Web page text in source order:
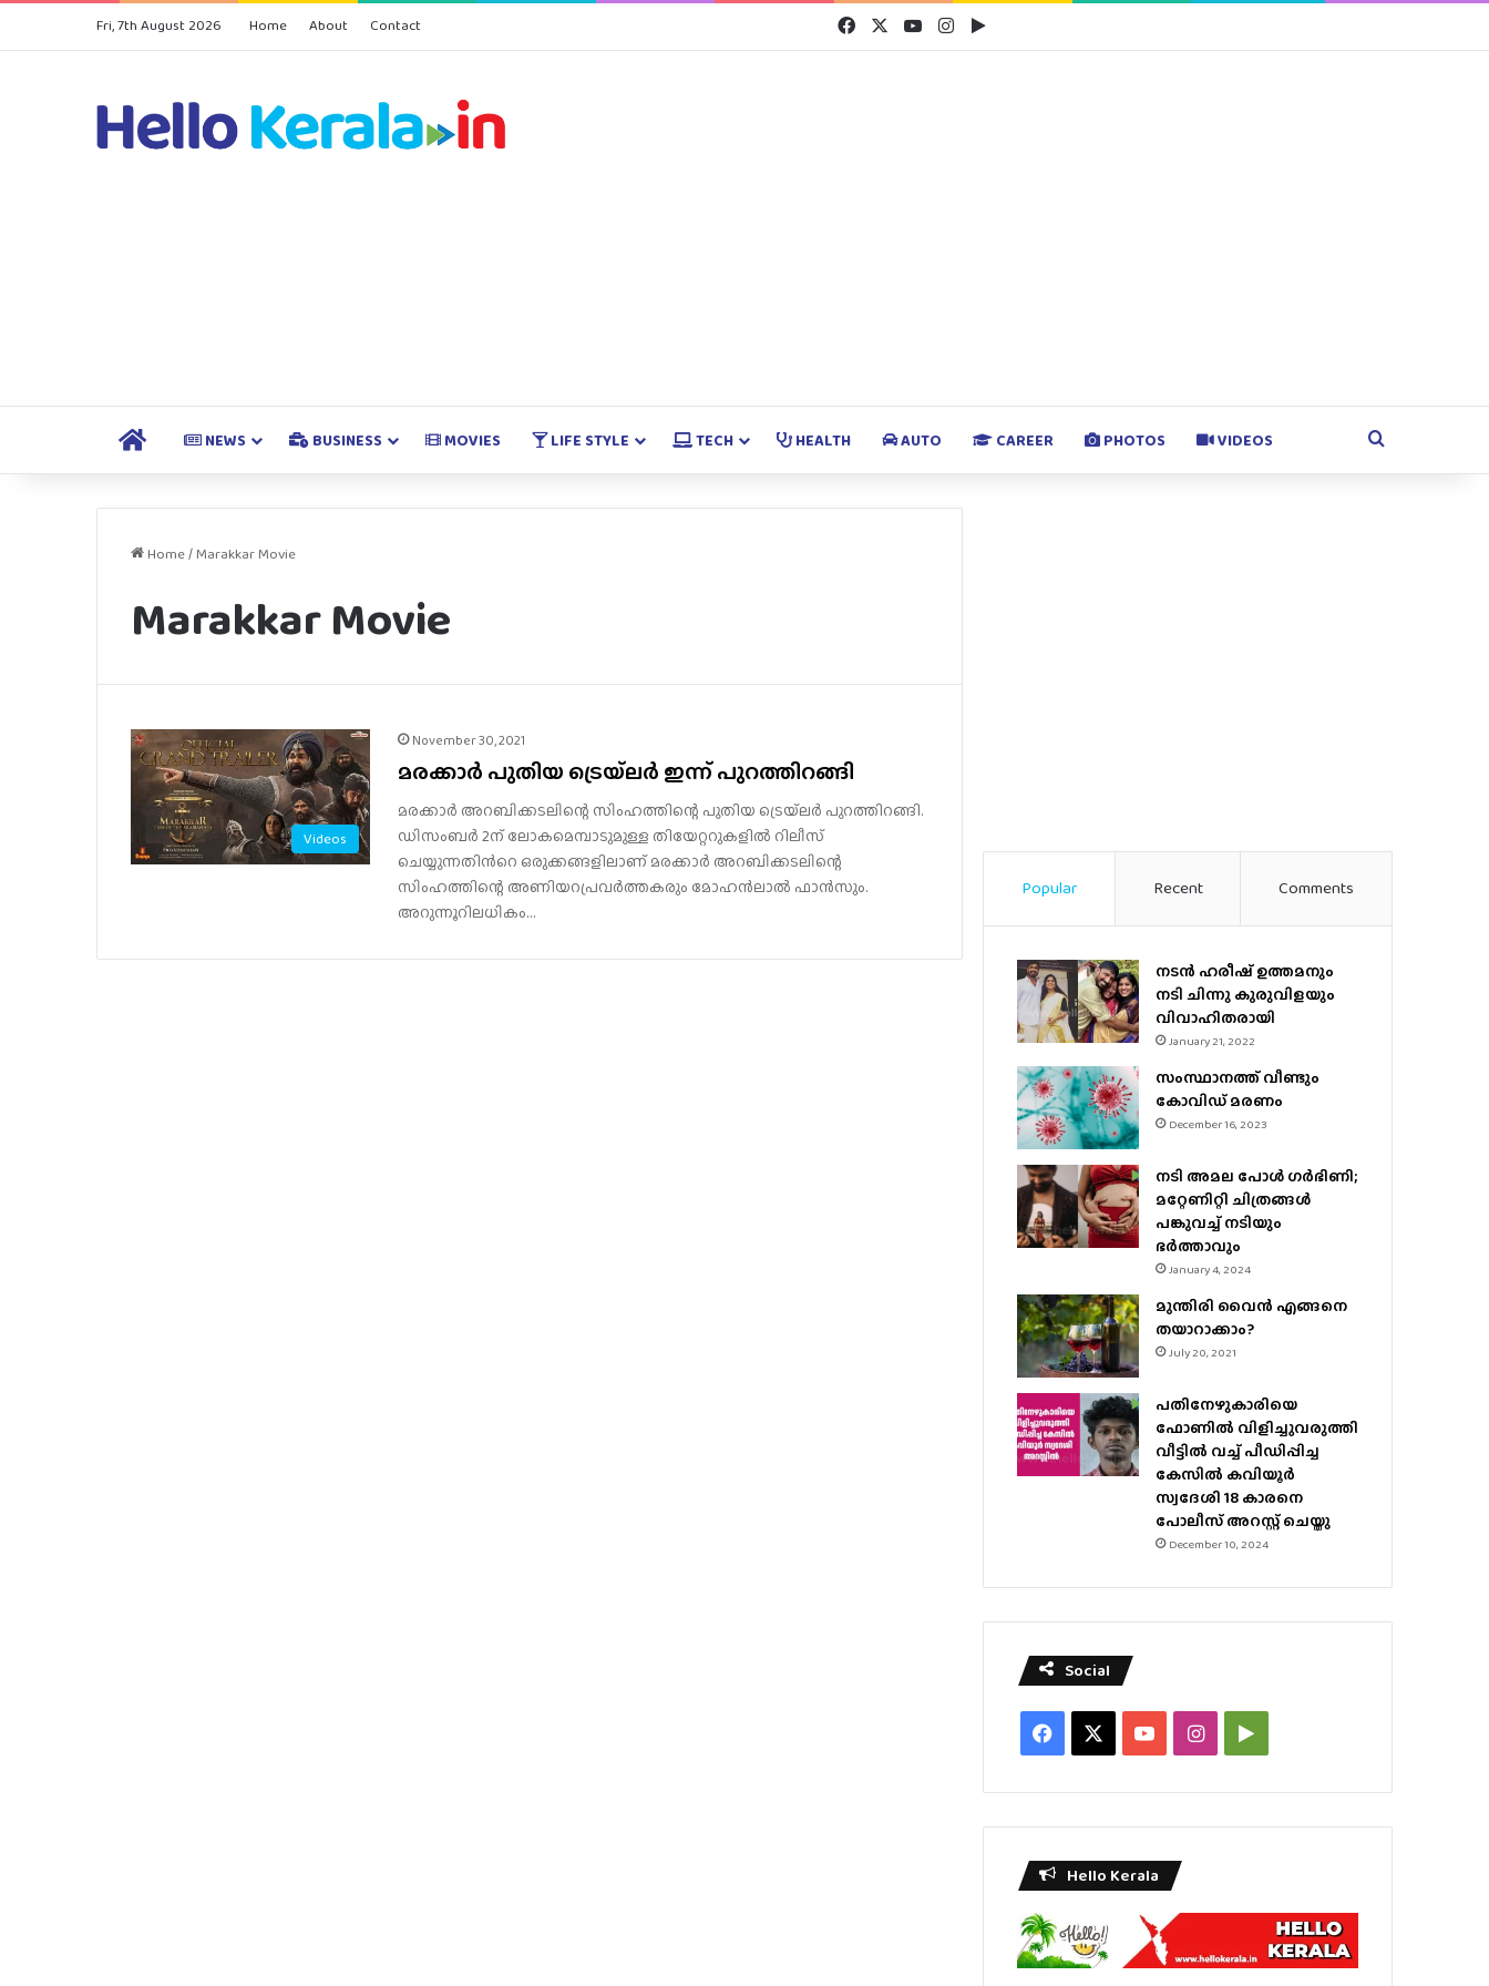
Fri, 7th August 2026 Home About Contact FacebookYouTubeInstagramGoogle Play
HOME NEWS BUSINESS MOVIES LIFE STYLE TECH HEALTH AUTO CAREER PHOTOS VIDEOS Search for
Home/ Marakkar Movie
Marakkar Movie
Videos
November 30, 2021
മരക്കാർ പുതിയ ട്രെയ്‌ലർ ഇന്ന് പുറത്തിറങ്ങി
മരക്കാർ അറബിക്കടലിന്റെ സിംഹത്തിന്റെ പുതിയ ട്രെയ്‌ലർ പുറത്തിറങ്ങി.
ഡിസംബർ 2ന് ലോകമെമ്പാടുമുള്ള തിയേറ്ററുകളിൽ റിലീസ്
ചെയ്യുന്നതിൻറെ ഒരുക്കങ്ങളിലാണ് മരക്കാർ അറബിക്കടലിന്റെ
സിംഹത്തിന്റെ അണിയറപ്രവർത്തകരും മോഹൻലാൽ ഫാൻസും.
അറുന്നൂറിലധികം…
Popular Recent Comments
നടന്‍ ഹരീഷ് ഉത്തമനും
നടി ചിന്നു കുരുവിളയും
വിവാഹിതരായി
January 21, 2022
സംസ്ഥാനത്ത് വീണ്ടും
കോവിഡ് മരണം
December 16, 2023
നടി അമല പോൾ ​ഗർഭിണി;
മറ്റേണിറ്റി ചിത്രങ്ങള്‍
പങ്കുവച്ച് നടിയും
ഭർത്താവും
January 4, 2024
മുന്തിരി വൈന്‍ എങ്ങനെ
തയാറാക്കാം?
July 20, 2021
പതിനേഴുകാരിയെ
ഫോണിൽ വിളിച്ചുവരുത്തി
വീട്ടിൽ വച്ച് പീഡിപ്പിച്ച
കേസിൽ കവിയൂർ
സ്വദേശി 18 കാരനെ
പോലീസ് അറസ്റ്റ് ചെയ്തു
December 10, 2024
Social
Facebook YouTubeInstagramGoogle
Hello Kerala